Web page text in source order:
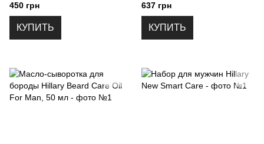
450 грн
КУПИТЬ
637 грн
КУПИТЬ